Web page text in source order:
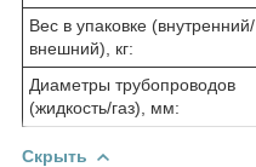
Вес в упаковке (внутренний/
внешний), кг:
Диаметры трубопроводов
(жидкость/газ), мм:
Скрыть